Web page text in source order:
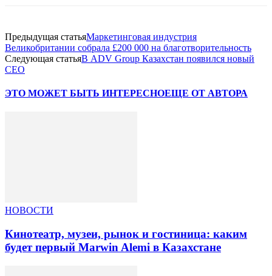
Предыдущая статьяМаркетинговая индустрия
Великобритании собрала £200 000 на благотворительность
Следующая статьяВ ADV Group Казахстан появился новый
CEO
ЭТО МОЖЕТ БЫТЬ ИНТЕРЕСНОЕЩЕ ОТ АВТОРА
НОВОСТИ
Кинотеатр, музеи, рынок и гостиница: каким
будет первый Marwin Alemi в Казахстане